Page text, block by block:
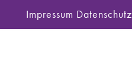
Impressum Datenschutz